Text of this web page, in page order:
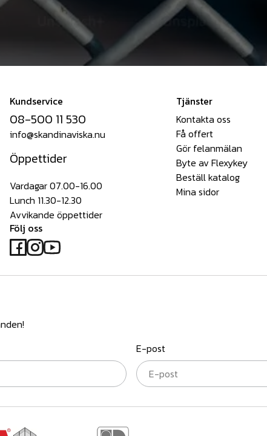
Kundservice
08-500 11 530
info@skandinaviska.nu
Öppettider
Vardagar 07.00-16.00
Lunch 11.30-12.30
Avvikande öppettider
Följ oss
Tjänster
Kontakta oss
Få offert
Gör felanmälan
Byte av Flexykey
Beställ katalog
Mina sidor
E-post